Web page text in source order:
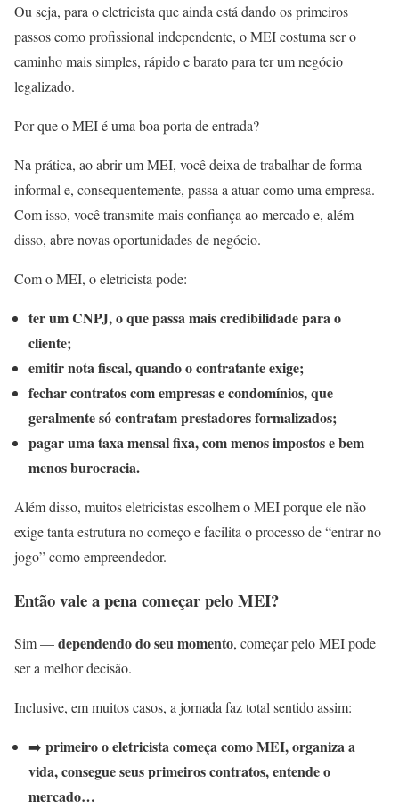
Ou seja, para o eletricista que ainda está dando os primeiros
passos como profissional independente, o MEI costuma ser o
caminho mais simples, rápido e barato para ter um negócio
legalizado.
Por que o MEI é uma boa porta de entrada?
Na prática, ao abrir um MEI, você deixa de trabalhar de forma
informal e, consequentemente, passa a atuar como uma empresa.
Com isso, você transmite mais confiança ao mercado e, além
disso, abre novas oportunidades de negócio.
Com o MEI, o eletricista pode:
ter um CNPJ, o que passa mais credibilidade para o
cliente;
emitir nota fiscal, quando o contratante exige;
fechar contratos com empresas e condomínios, que
geralmente só contratam prestadores formalizados;
pagar uma taxa mensal fixa, com menos impostos e bem
menos burocracia.
Além disso, muitos eletricistas escolhem o MEI porque ele não
exige tanta estrutura no começo e facilita o processo de “entrar no
jogo” como empreendedor.
Então vale a pena começar pelo MEI?
Sim —dependendo do seu momento, começar pelo MEI pode
ser a melhor decisão.
Inclusive, em muitos casos, a jornada faz total sentido assim:
➡️ primeiro o eletricista começa como MEI, organiza a
vida, consegue seus primeiros contratos, entende o
mercado…